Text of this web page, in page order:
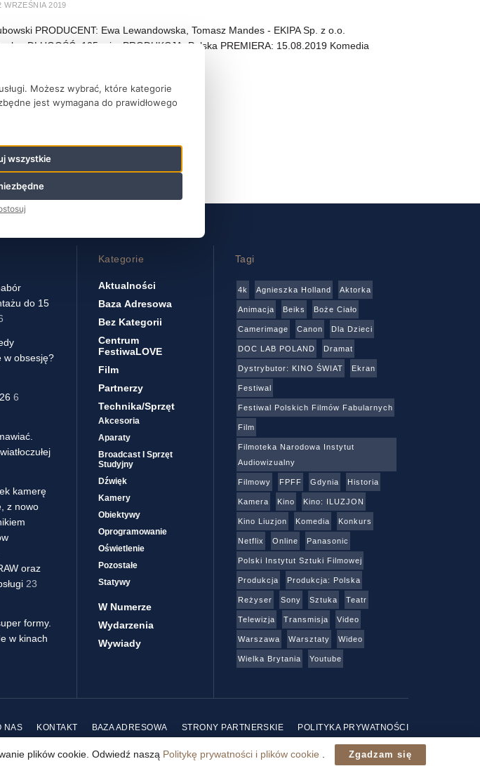
WRZEŚNIA 2019
PRODUCENT: Ewa Lewandowska, Tomasz Mandes - EKIPA Sp. z o.o.
DŁUGOŚĆ: 105 min. PRODUKCJA: Polska PREMIERA: 15.08.2019 Komedia
do 15
w obsesję?
6
kamerę
z nowo
oraz
23
formy.
w kinach
Kategorie
Aktualności
Baza Adresowa
Bez Kategorii
Centrum
FestiwaLOVE
Film
Partnerzy
Technika/sprzęt
Akcesoria
Aparaty
Broadcast I Sprzęt
Studyjny
Dźwięk
Kamery
Obiektywy
Oprogramowanie
Oświetlenie
Pozostałe
Statywy
W Numerze
Wydarzenia
Wywiady
Tagi
4k Agnieszka Holland Aktorka
Animacja Beiks Boże Ciało
Camerimage Canon Dla Dzieci
DOC LAB POLAND Dramat
Dystrybutor: KINO ŚWIAT Ekran
Festiwal
Festiwal Polskich Filmów Fabularnych
Film
Filmoteka Narodowa Instytut
Audiowizualny
Filmowy FPFF Gdynia Historia
Kamera Kino Kino: ILUZJON
Kino Liuzjon Komedia Konkurs
Netflix Online Panasonic
Polski Instytut Sztuki Filmowej
Produkcja Produkcja: Polska
Reżyser Sony Sztuka Teatr
Telewizja Transmisja Video
Warszawa Warsztaty Wideo
Wielka Brytania Youtube
NAS KONTAKT BAZA ADRESOWA STRONY PARTNERSKIE POLITYKA PRYWATNOŚCI
plików cookie. Odwiedź naszą Politykę prywatności i plików cookie Zgadzam się
Możesz wybrać, które kategorie
jest wymagana do prawidłowego
wszystkie